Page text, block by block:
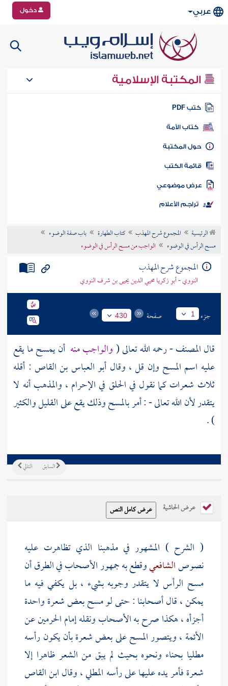
عربي دخول
المكتبة الإسلامية
كتب PDF
كتاب الأمة
المكتبة
الكتب
موضوعي
تراجم الأعلام
الرئيسية المجموع شرح المهذب كتاب الطهارة
باب صفة الوضوء
مسح الرأس في الوضوء
الواجب من مسح الرأس في الوضوء
المجموع شرح المهذب
النووي - أبو زكريا محيي الدين يحيى بن شرف النووي
جزء 1 صفحة 430
قالالمصنف- رحمه الله تعالى (والواجب منه أن يمسح ما يقع
عليه اسم المسح وإن قل ، وقال أبو العباس بن القاص : أقله
ثلاث شعرات كما نقول في الحلق في الإحرام ، والمذهب أنه لا
يتقدر لأن الله تعالى - : أمر بالمسح وذلك يقع على القليل والكثير
) .
التالي السابق
عرض الحاشية
( الشرح ) المشهور في مذهبنا الذي تظاهرت عليه
نصوصالشافعيوقطع به جمهور الأصحاب في الطرق أن
مسح الرأس لا يتقدر وجوبه بشيء ، بل يكفي فيه ما
يمكن ، قال أصحابنا : حتى لو مسح بعض شعرة واحدة
أجزأه ، هكذا صرح به الأصحاب ونقلهإمام الحرمينعن
الأئمة ، ويتصور المسح على بعض شعرة بأن يكون رأسه
مطليا بحناء ونحوه بحيث لم يبق من الشعر ظاهرا إلا
شعرة فأمر يده عليها على رأسه المطلي ، وقالابن القاص